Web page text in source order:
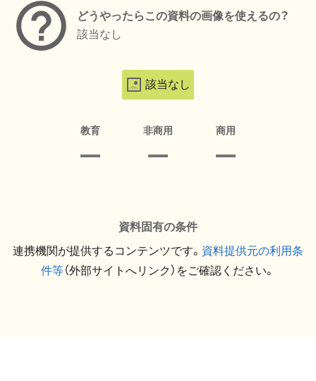
どうやったらこの資料の画像を使えるの？
該当なし
該当なし
教育 非商用 商用
資料固有の条件
連携機関が提供するコンテンツです。 資料提供元の利用条
件等（外部サイトへリンク）をご確認ください。